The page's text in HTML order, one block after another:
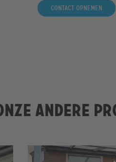
Contact opnemen
andere